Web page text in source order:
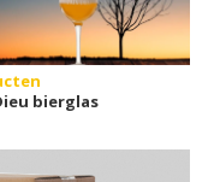
bierglas